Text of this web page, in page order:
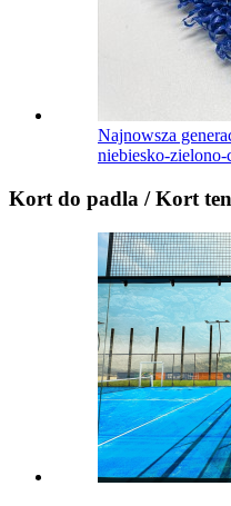
Najnowsza
niebiesko-
Kort do padla / Kort